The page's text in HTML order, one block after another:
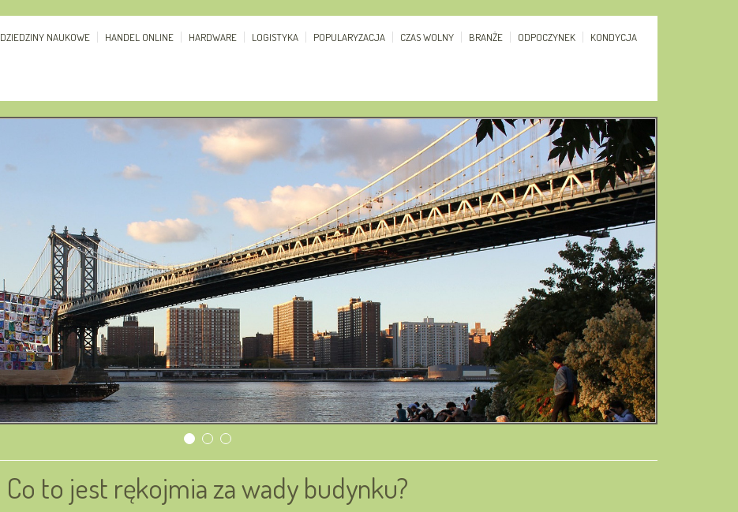
DZIEDZINY NAUKOWE HANDEL ONLINE HARDWARE LOGISTYKA POPULARYZACJA CZAS WOLNY BRANŻE ODPOCZYNEK KONDYCJA
Co to jest rękojmia za wady budynku?